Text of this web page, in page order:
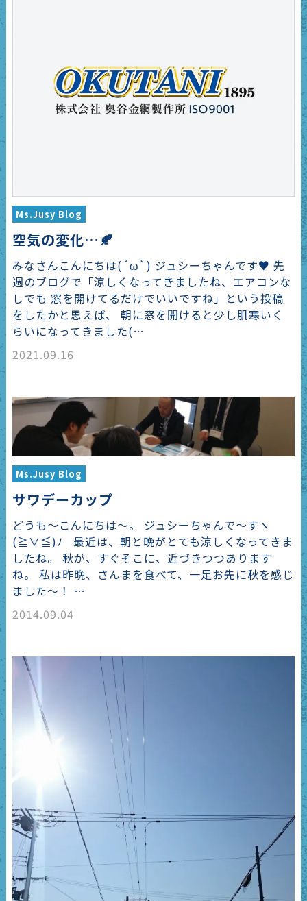
Ms.Jusy Blog
空気の変化…🍂
みなさんこんにちは(´ω`) ジュシーちゃんです♥ 先
週のブログで「涼しくなってきましたね、エアコンな
しでも 窓を開けてるだけでいいですね」という投稿
をしたかと思えば、 朝に窓を開けると少し肌寒いく
らいになってきました(…
2021.09.16
Ms.Jusy Blog
サワデーカップ
どうも～こんにちは～。 ジュシーちゃんで～すヽ
(≧∀≦)ﾉ 最近は、朝と晩がとても涼しくなってきま
したね。 秋が、すぐそこに、近づきつつあります
ね。 私は昨晩、さんまを食べて、一足お先に秋を感じ
ました～！ …
2014.09.04